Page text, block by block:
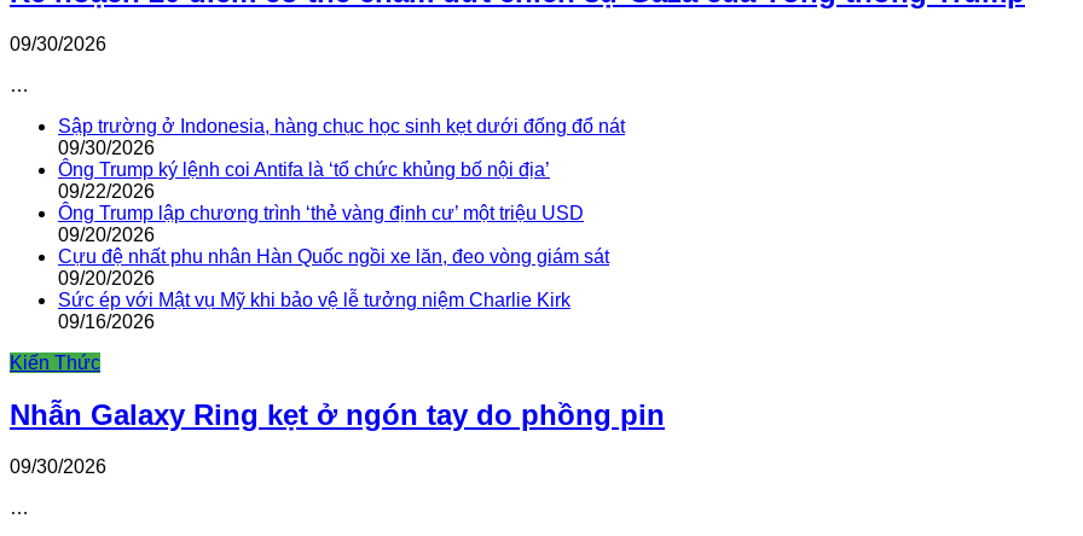
09/30/2026
…
Sập trường ở Indonesia, hàng chục học sinh kẹt dưới đống đổ nát
09/30/2026
Ông Trump ký lệnh coi Antifa là ‘tổ chức khủng bố nội địa’
09/22/2026
Ông Trump lập chương trình ‘thẻ vàng định cư’ một triệu USD
09/20/2026
Cựu đệ nhất phu nhân Hàn Quốc ngồi xe lăn, đeo vòng giám sát
09/20/2026
Sức ép với Mật vụ Mỹ khi bảo vệ lễ tưởng niệm Charlie Kirk
09/16/2026
Kiến Thức
Nhẫn Galaxy Ring kẹt ở ngón tay do phồng pin
09/30/2026
…